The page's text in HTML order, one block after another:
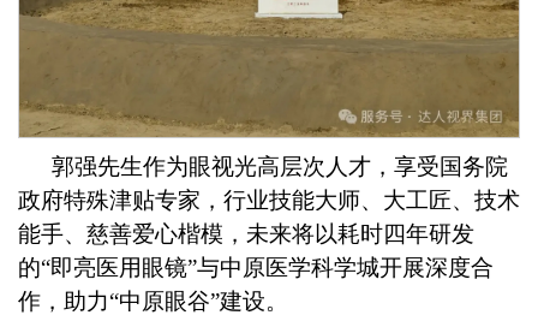
郭强先生作为眼视光高层次人才，享受国务院
政府特殊津贴专家，行业技能大师、大工匠、技术
能手、慈善爱心楷模，未来将以耗时四年研发
的“即亮医用眼镜”与中原医学科学城开展深度合
作，助力“中原眼谷”建设。